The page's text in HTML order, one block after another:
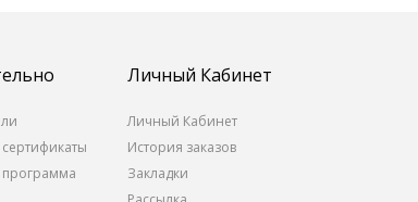
программа
Личный Кабинет
Личный Кабинет
История заказов
Закладки